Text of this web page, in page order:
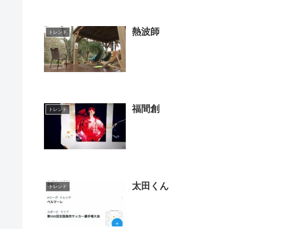
トレンド 熱波師
トレンド 福間創
トレンド 太田くん